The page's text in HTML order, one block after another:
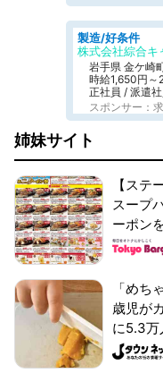
製造/好条件
株式会社綜合キ
岩手県 金ケ崎
時給1,650円～
正社員 / 派遣
スポンサー：
姉妹サイト
【ステ
スープ
ーポン
「めち
歳児が
に5.3万